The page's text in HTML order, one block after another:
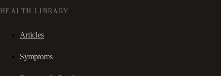
HEALTH LIBRARY
Articles
Symptoms